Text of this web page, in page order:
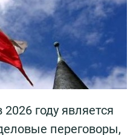
году является
переговоры,